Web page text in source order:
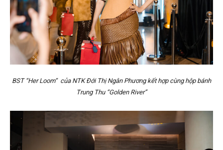
BST “Her Loom” của NTK Đới Thị Ngân Phương kết hợp cùng hộp bánh
Trung Thu “Golden River”